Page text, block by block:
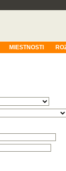
MIESTNOSTI